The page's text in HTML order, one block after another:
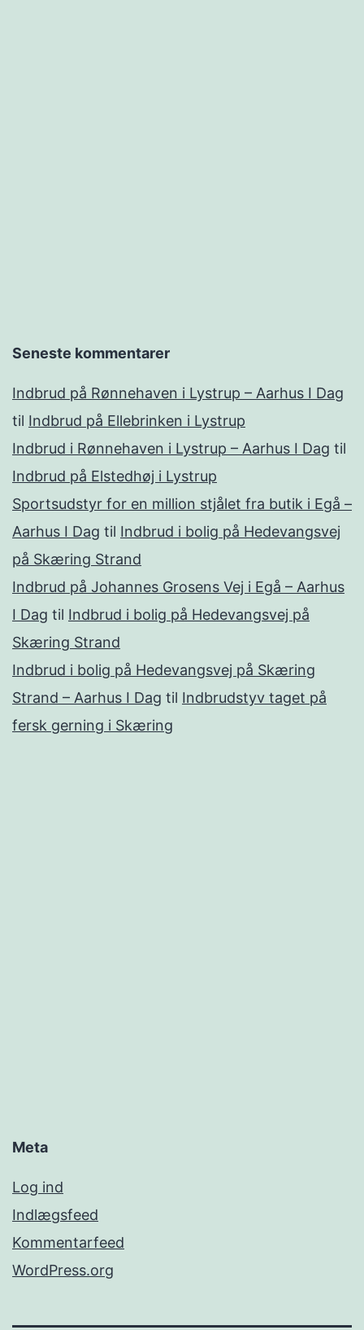
Seneste kommentarer
Indbrud på Rønnehaven i Lystrup – Aarhus I Dag
til Indbrud på Ellebrinken i Lystrup
Indbrud i Rønnehaven i Lystrup – Aarhus I Dag til
Indbrud på Elstedhøj i Lystrup
Sportsudstyr for en million stjålet fra butik i Egå –
Aarhus I Dag til Indbrud i bolig på Hedevangsvej
på Skæring Strand
Indbrud på Johannes Grosens Vej i Egå – Aarhus
I Dag til Indbrud i bolig på Hedevangsvej på
Skæring Strand
Indbrud i bolig på Hedevangsvej på Skæring
Strand – Aarhus I Dag til Indbrudstyv taget på
fersk gerning i Skæring
Meta
Log ind
Indlægsfeed
Kommentarfeed
WordPress.org